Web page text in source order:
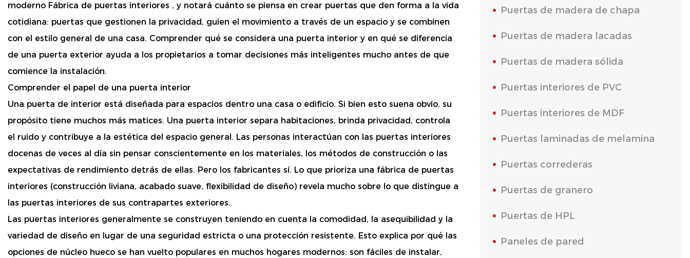
moderno Fábrica de puertas interiores , y notará cuánto se piensa en crear puertas que den forma a la vida
cotidiana: puertas que gestionen la privacidad, guíen el movimiento a través de un espacio y se combinen
con el estilo general de una casa. Comprender qué se considera una puerta interior y en qué se diferencia
de una puerta exterior ayuda a los propietarios a tomar decisiones más inteligentes mucho antes de que
comience la instalación.
Comprender el papel de una puerta interior
Una puerta de interior está diseñada para espacios dentro una casa o edificio. Si bien esto suena obvio, su
propósito tiene muchos más matices. Una puerta interior separa habitaciones, brinda privacidad, controla
el ruido y contribuye a la estética del espacio general. Las personas interactúan con las puertas interiores
docenas de veces al día sin pensar conscientemente en los materiales, los métodos de construcción o las
expectativas de rendimiento detrás de ellas. Pero los fabricantes sí. Lo que prioriza una fábrica de puertas
interiores (construcción liviana, acabado suave, flexibilidad de diseño) revela mucho sobre lo que distingue a
las puertas interiores de sus contrapartes exteriores.
Las puertas interiores generalmente se construyen teniendo en cuenta la comodidad, la asequibilidad y la
variedad de diseño en lugar de una seguridad estricta o una protección resistente. Esto explica por qué las
opciones de núcleo hueco se han vuelto populares en muchos hogares modernos: son fáciles de instalar,
Puertas de madera de chapa
Puertas de madera lacadas
Puertas de madera sólida
Puertas interiores de PVC
Puertas interiores de MDF
Puertas laminadas de melamina
Puertas correderas
Puertas de granero
Puertas de HPL
Paneles de pared